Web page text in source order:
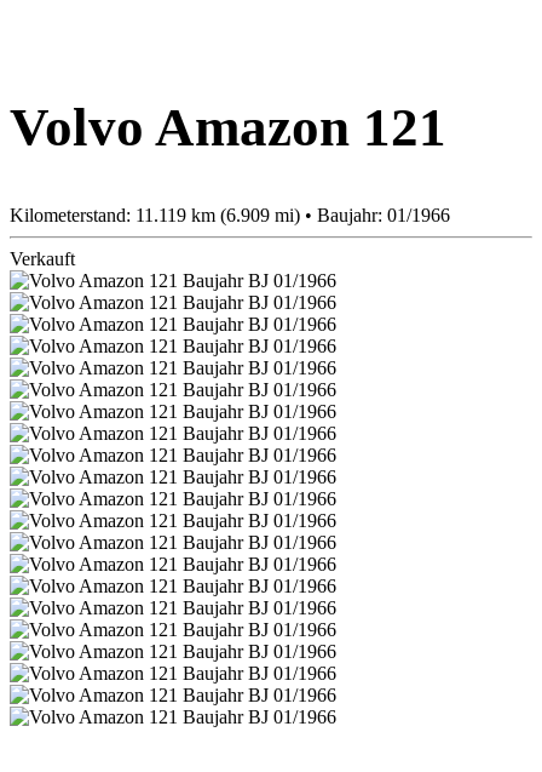
Volvo Amazon 121
Kilometerstand: 11.119 km (6.909 mi) • Baujahr: 01/1966
Verkauft